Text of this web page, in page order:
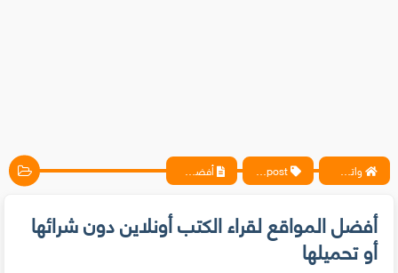
واتس آب ، فيسبوك ، أنترنت ، شروحات تقنية حصرية - المحترف blogpost أفضل المواقع لقراء الكتب أونلاين دون شرائها أو تحميلها
أفضل المواقع لقراء الكتب أونلاين دون شرائها
أو تحميلها